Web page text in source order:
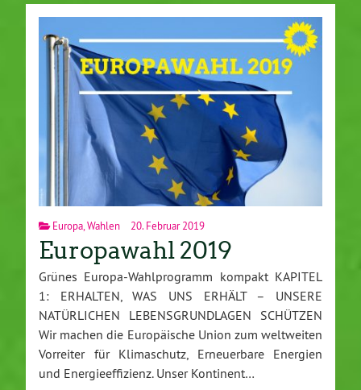
Europa Wahlen 20. Februar 2019
Europawahl 2019
Grünes Europa-Wahlprogramm kompakt KAPITEL
1: ERHALTEN, WAS UNS ERHÄLT – UNSERE
NATÜRLICHEN LEBENSGRUNDLAGEN SCHÜTZEN
Wir machen die Europäische Union zum weltweiten
Vorreiter für Klimaschutz, Erneuerbare Energien
und Energieeffizienz. Unser Kontinent…